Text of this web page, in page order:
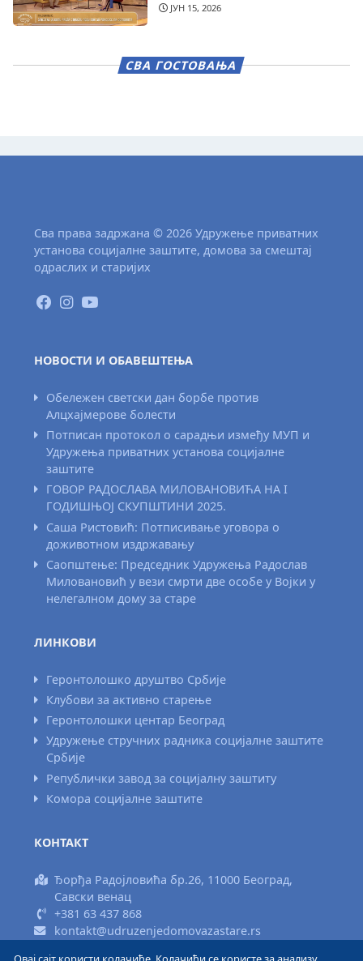
ЈУН 15, 2026
СВА ГОСТОВАЊА
Сва права задржана © 2026 Удружење приватних
установа социјалне заштите, домова за смештај
одраслих и старијих
НОВОСТИ И ОБАВЕШТЕЊА
Обележен светски дан борбе против
Алцхајмерове болести
Потписан протокол о сарадњи између МУП и
Удружења приватних установа социјалне
заштите
ГОВОР РАДОСЛАВА МИЛОВАНОВИЋА НА I
ГОДИШЊОЈ СКУПШТИНИ 2025.
Саша Ристовић: Потписивање уговора о
доживотном издржавању
Саопштење: Председник Удружења Радослав
Миловановић у вези смрти две особе у Војки у
нелегалном дому за старе
ЛИНКОВИ
Геронтолошко друштво Србије
Клубови за активно старење
Геронтолошки центар Београд
Удружење стручних радника социјалне заштите
Србије
Републички завод за социјалну заштиту
Комора социјалне заштите
КОНТАКТ
Ђорђа Радојловића бр.26, 11000 Београд,
Савски венац
+381 63 437 868
kontakt@udruzenjedomovazastare.rs